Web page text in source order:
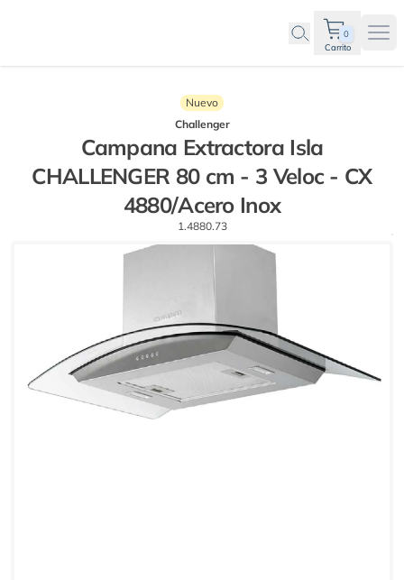
0
Carrito
Nuevo
Challenger
Campana Extractora Isla
CHALLENGER 80 cm - 3 Veloc - CX
4880/Acero Inox
1.4880.73